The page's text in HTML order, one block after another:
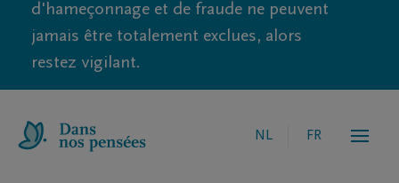
d'hameçonnage et de fraude ne peuvent
jamais être totalement exclues, alors
restez vigilant.
NL FR